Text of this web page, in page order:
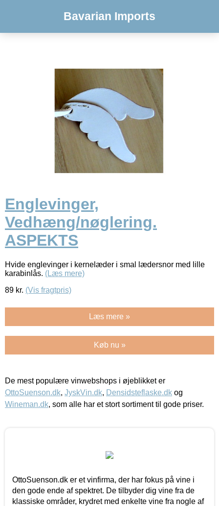
Bavarian Imports
Englevinger,
Vedhæng/nøglering.
ASPEKTS
Hvide englevinger i kernelæder i smal lædersnor med lille
karabinlås. (Læs mere)
89 kr. (Vis fragtpris)
Læs mere »
Køb nu »
De mest populære vinwebshops i øjeblikket er
OttoSuenson.dk, JyskVin.dk, Densidsteflaske.dk og
Wineman.dk, som alle har et stort sortiment til gode priser.
OttoSuenson.dk er et vinfirma, der har fokus på vine i
den gode ende af spektret. De tilbyder dig vine fra de
klassiske områder, krydret med enkelte vine fra nogle af